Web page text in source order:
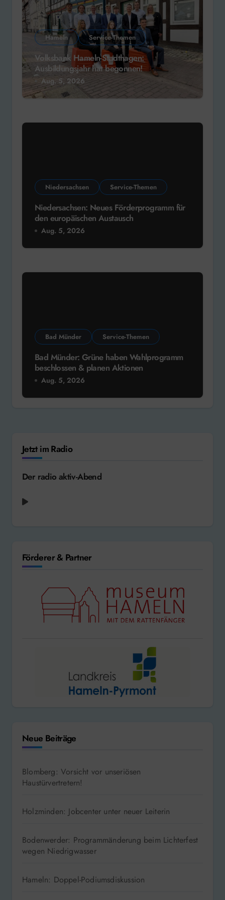
Hameln Service-Themen
Volksbank Hameln-Stadthagen:
Ausbildungsjahr hat begonnen!
Aug. 5, 2026
Niedersachsen Service-Themen
Niedersachsen: Neues Förderprogramm für
den europäischen Austausch
Aug. 5, 2026
Bad Münder Service-Themen
Bad Münder: Grüne haben Wahlprogramm
beschlossen & planen Aktionen
Aug. 5, 2026
Jetzt im Radio
Der radio aktiv-Abend
Förderer & Partner
Neue Beiträge
Blomberg: Vorsicht vor unseriösen
Haustürvertretern!
Holzminden: Jobcenter unter neuer Leiterin
Bodenwerder: Programmänderung beim Lichterfest
wegen Niedrigwasser
Hameln: Doppel-Podiumsdiskussion